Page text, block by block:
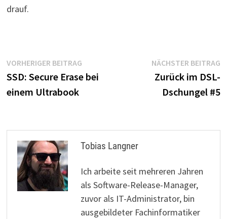
drauf.
Beitragsnavigation
VORHERIGER BEITRAGVorheriger
Beitrag:
SSD: Secure Erase bei
einem Ultrabook
NÄCHSTER BEITRAG
Zurück im DSL-
Dschungel #5
Tobias Langner
Ich arbeite seit mehreren Jahren
als Software-Release-Manager,
zuvor als IT-Administrator, bin
ausgebildeter Fachinformatiker